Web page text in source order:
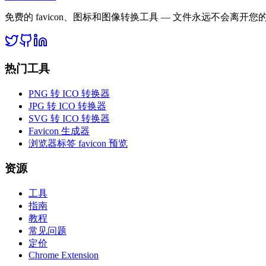
免费的 favicon、图标和图像转换工具 — 文件永远不会离开您的
热门工具
PNG 转 ICO 转换器
JPG 转 ICO 转换器
SVG 转 ICO 转换器
Favicon 生成器
浏览器标签 favicon 预览
资源
工具
指南
教程
常见问题
定价
Chrome Extension